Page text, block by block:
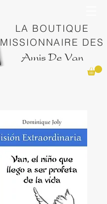
LA BOUTIQUE
MISSIONNAIRE DES
Amis De Van